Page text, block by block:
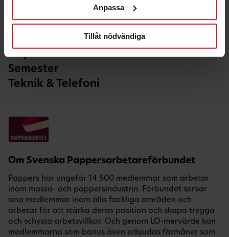
Anpassa
Tillåt nödvändiga
Ekonomi & Försäkring
Hälsa & Fritid
Nöje
Semester
Teknik & Telefoni
Om Svenska Pappersarbetareförbundet
Pappers har ungefär 14 500 medlemmar som arbetar
inom massa- och pappersindustrin. Förbundet servar
sina medlemmar inom alla fackliga områden och
arbetar för att stärka deras position och skapa trygga
och schysta arbetsvillkor. Och genom LO-mervärde kan
medlemmarna som bonus även erbjudas förmåner som